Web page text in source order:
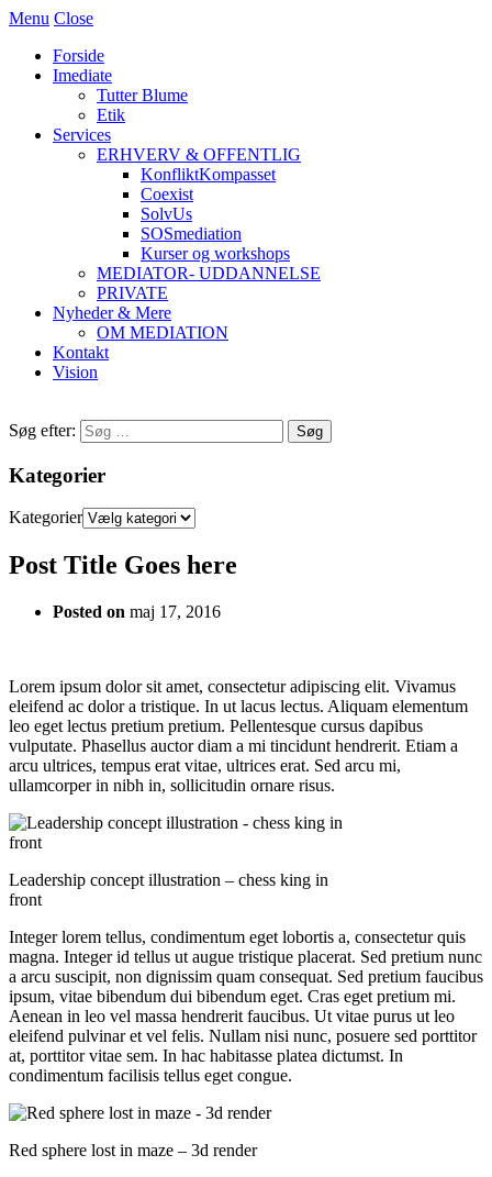
Menu Close
Forside
Imediate
Tutter Blume
Etik
Services
ERHVERV & OFFENTLIG
KonfliktKompasset
Coexist
SolvUs
SOSmediation
Kurser og workshops
MEDIATOR- UDDANNELSE
PRIVATE
Nyheder & Mere
OM MEDIATION
Kontakt
Vision
Søg efter:
Kategorier
Kategorier
Post Title Goes here
Posted on maj 17, 2016
Lorem ipsum dolor sit amet, consectetur adipiscing elit. Vivamus
eleifend ac dolor a tristique. In ut lacus lectus. Aliquam elementum
leo eget lectus pretium pretium. Pellentesque cursus dapibus
vulputate. Phasellus auctor diam a mi tincidunt hendrerit. Etiam a
arcu ultrices, tempus erat vitae, ultrices erat. Sed arcu mi,
ullamcorper in nibh in, sollicitudin ornare risus.
Leadership concept illustration – chess king in
front
Integer lorem tellus, condimentum eget lobortis a, consectetur quis
magna. Integer id tellus ut augue tristique placerat. Sed pretium nunc
a arcu suscipit, non dignissim quam consequat. Sed pretium faucibus
ipsum, vitae bibendum dui bibendum eget. Cras eget pretium mi.
Aenean in leo vel massa hendrerit faucibus. Ut vitae purus ut leo
eleifend pulvinar et vel felis. Nullam nisi nunc, posuere sed porttitor
at, porttitor vitae sem. In hac habitasse platea dictumst. In
condimentum facilisis tellus eget congue.
Red sphere lost in maze – 3d render